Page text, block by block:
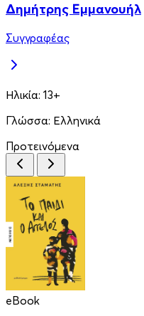
Δημήτρης Εμμανουήλ
Συγγραφέας
Ηλικία: 13+
Γλώσσα: Ελληνικά
Προτεινόμενα
eBook